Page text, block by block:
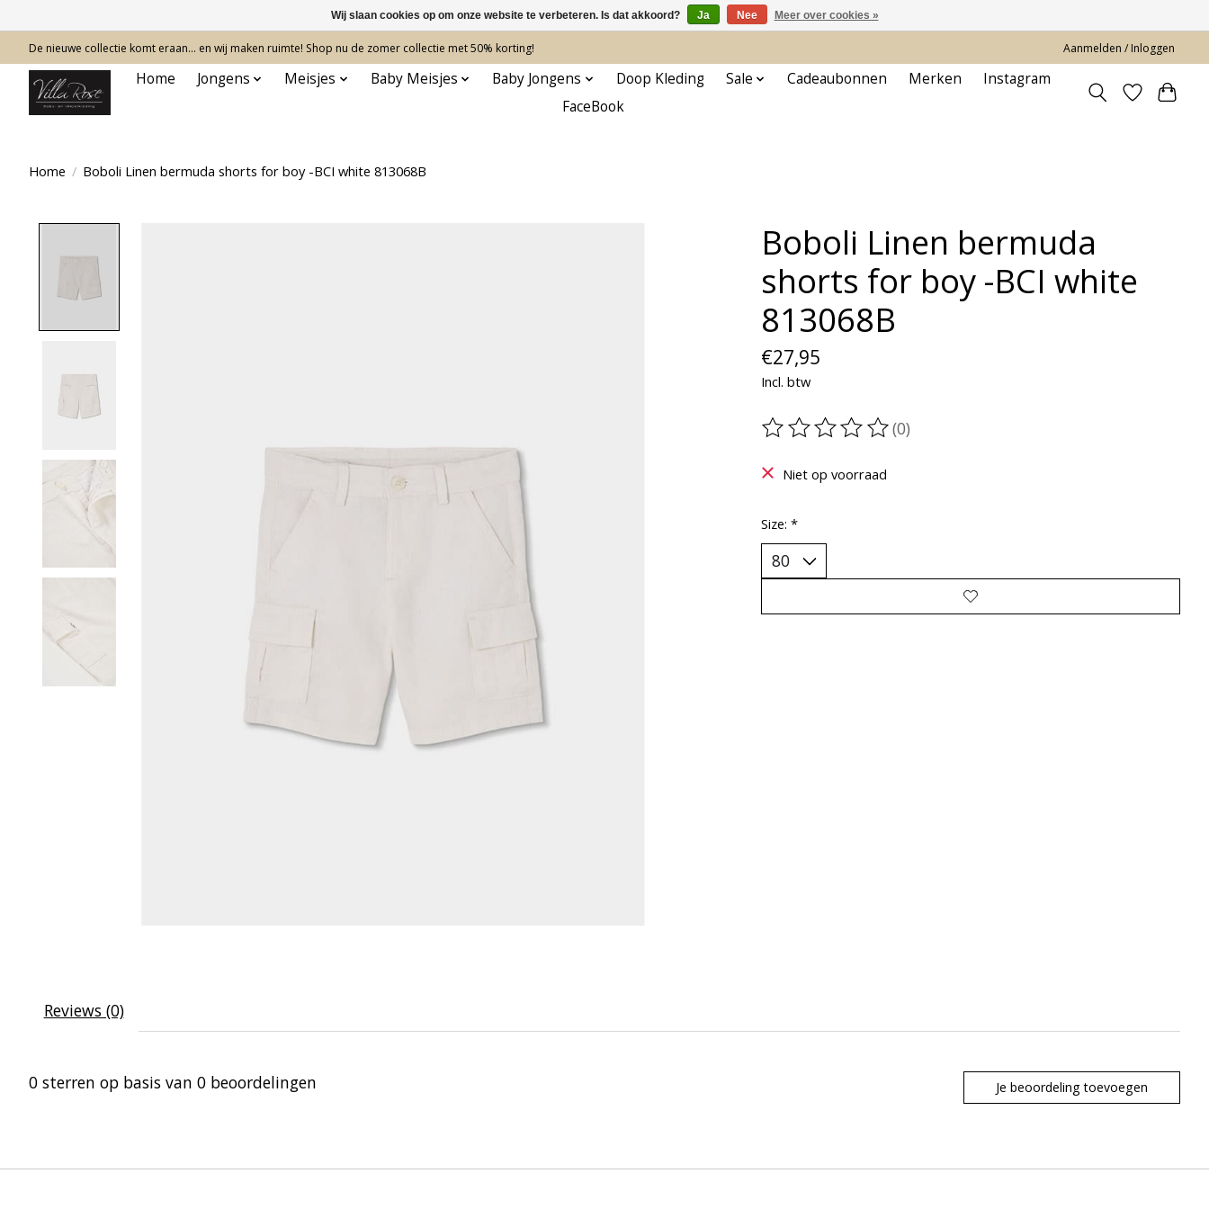
De nieuwe collectie komt eraan… en wij maken ruimte! Shop nu de zomer collectie met 50% korting! Aanmelden / Inloggen
Home Jongens Meisjes Baby Meisjes Baby Jongens Doop Kleding Sale Cadeaubonnen Merken
Instagram
FaceBook
Home / Boboli Linen bermuda shorts for boy -BCI white 813068B
Boboli Linen bermuda
shorts for boy -BCI white
813068B
€27,95
Incl. btw
De beoordeling van dit product is
(0)
Niet op voorraad
Size: *
Reviews (0)
0 sterren op basis van 0 beoordelingen Je beoordeling toevoegen
Wij slaan cookies op om onze website te verbeteren. Is dat akkoord? Ja Nee Meer over cookies »